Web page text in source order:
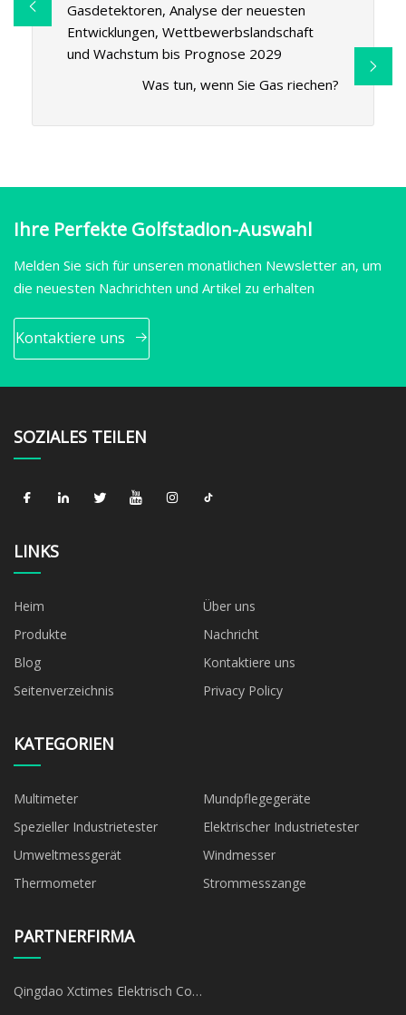
Gasdetektoren, Analyse der neuesten
Entwicklungen, Wettbewerbslandschaft
und Wachstum bis Prognose 2029
Was tun, wenn Sie Gas riechen?
Ihre Perfekte Golfstadion-Auswahl
Melden Sie sich für unseren monatlichen Newsletter an, um
die neuesten Nachrichten und Artikel zu erhalten
Kontaktiere uns
SOZIALES TEILEN
LINKS
Heim
Über uns
Produkte
Nachricht
Blog
Kontaktiere uns
Seitenverzeichnis
Privacy Policy
KATEGORIEN
Multimeter
Mundpflegegeräte
Spezieller Industrietester
Elektrischer Industrietester
Umweltmessgerät
Windmesser
Thermometer
Strommesszange
PARTNERFIRMA
Qingdao Xctimes Elektrisch Co.,